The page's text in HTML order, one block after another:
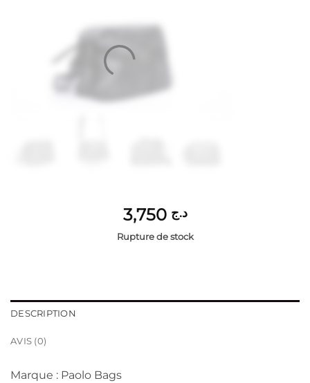
د.ج 3,750
Rupture de stock
DESCRIPTION
AVIS (0)
Marque : Paolo Bags